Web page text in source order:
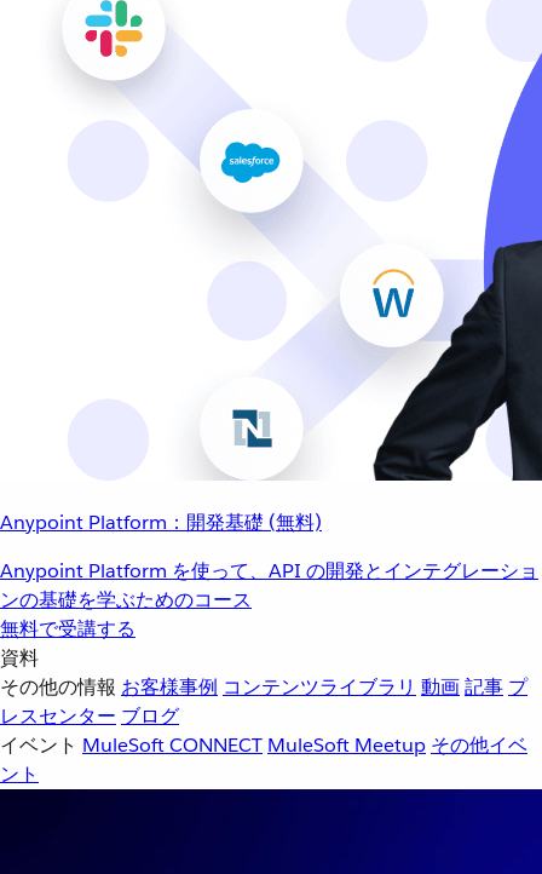
Anypoint Platform：開発基礎 (無料)
Anypoint Platform を使って、API の開発とインテグレーショ
ンの基礎を学ぶためのコース
無料で受講する
資料
その他の情報 お客様事例 コンテンツライブラリ 動画記事 プ
レスセンター ブログ
イベント MuleSoft CONNECT MuleSoft Meetup その他イベ
ント